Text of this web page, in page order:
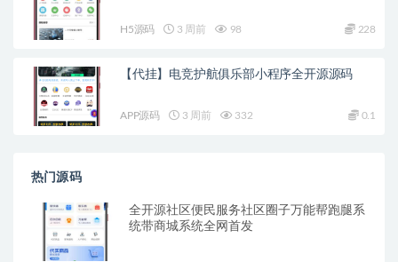
H5源码 3 周前 98 228
【代挂】电竞护航俱乐部小程序全开源源码
APP源码 3 周前 332 0.1
热门源码
全开源社区便民服务社区圈子万能帮跑腿系
统带商城系统全网首发